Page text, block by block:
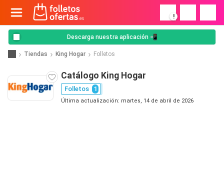
!
Descarga nuestra aplicación 📲
Tiendas King Hogar Folletos
Catálogo King Hogar
Folletos 1
Última actualización: martes, 14 de abril de 2026